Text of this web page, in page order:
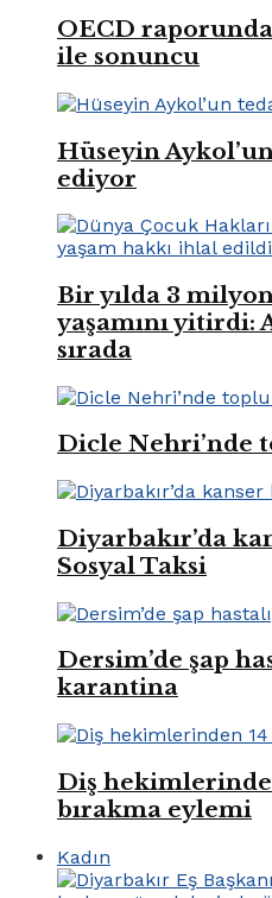
OECD
ile sonuncu
Hüseyin
ediyor
Bir yılda 3
yaşamını yitirdi:
sırada
Dicle Nehri’nde
Diyarbakır’da
Sosyal Taksi
Dersim’de şap
karantina
Diş
bırakma eylemi
Kadın